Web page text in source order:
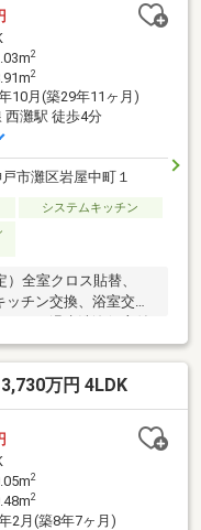
2
2
10月(築29年11ヶ月)
西灘駅 徒歩4分
市灘区岩屋中町１
システムキッチン
全室クロス貼替、
ッチン交換、浴室交換
ンターホン交換、ポス
変更、２階キッチ
万円 4LDK
2
2
2月(築8年7ヶ月)